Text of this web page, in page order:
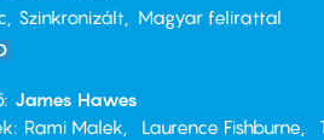
Szinkronizált Magyar felirattal
James Hawes
Rami Malek Laurence Fishburne